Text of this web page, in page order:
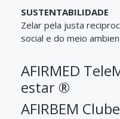
SUSTENTABILIDADE
Zelar pela justa
social e do meio
AFIRMED
estar®
AFIRBEM